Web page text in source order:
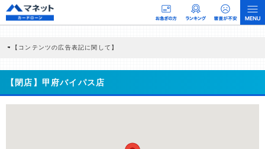
【コンテンツの広告表記に関して】
商品を根拠なくPRするものではなく、当編集部の調査／ユーザーへの口コミ収集な
どに基づき、公平性を担保した情報提供を行っています。
>提携企業一覧
【閉店】甲府バイパス店